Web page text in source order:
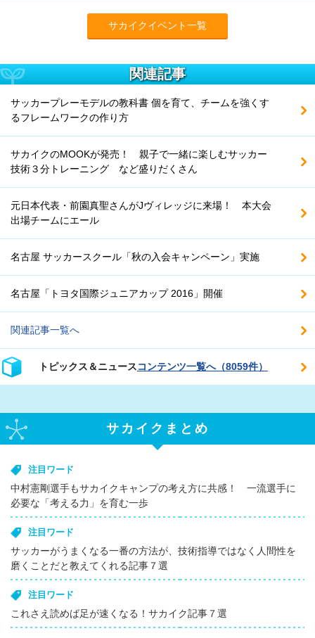
サカイクイベント一覧
関連記事
サッカープレーモデルの教科書 個を育て、チームを強くす
るフレームワークの作り方
サカイクのMOOKが発売！ 親子で一緒に楽しむサッカー
技術３分トレーニング など盛りだくさん
元日本代表・前園真聖さんがJヴィレッジに来場！ 本大会
出場チームにエール
名古屋 サッカースクール「秋の入会キャンペーン」実施
名古屋「トヨタ国際ジュニアカップ 2016」開催
関連記事一覧へ
トピックス＆ニュースコンテンツ一覧へ（8059件）
サカイクまとめ
注目ワード
中村憲剛選手もサカイクキャンプの考え方に共感！ 一流選手に
必要な「考える力」を育む一歩
注目ワード
サッカーがうまくなる一番の方法が、技術指導ではなく人間性を
磨くことだと教えてくれる記事７選
注目ワード
これさえ読めば足が速くなる！サカイク記事７選